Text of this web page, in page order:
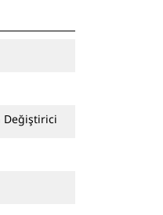
Değiştirici